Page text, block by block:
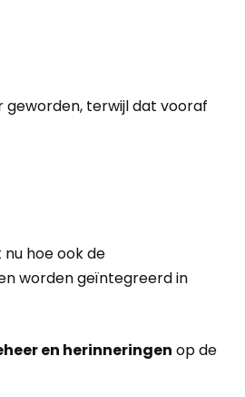
terwijl dat vooraf
hoe ook de
worden geïntegreerd in
en herinneringen op de